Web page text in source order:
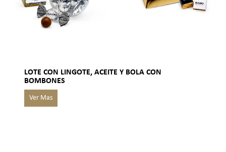
LOTE CON LINGOTE, ACEITE Y BOLA CON
BOMBONES